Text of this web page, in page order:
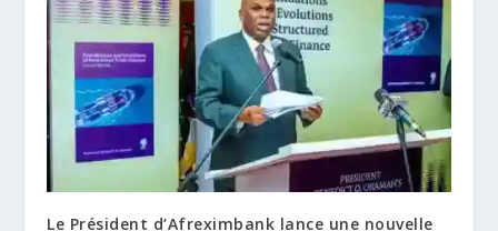
Le Président d’Afreximbank lance une nouvelle